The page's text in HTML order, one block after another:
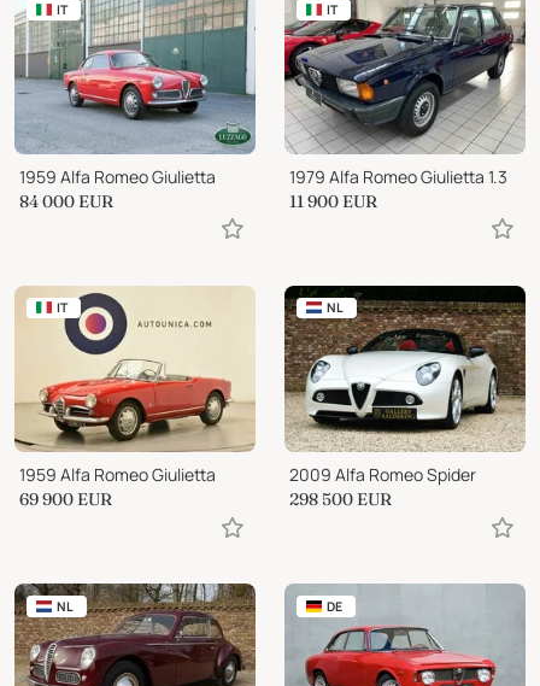
IT
1959 Alfa Romeo Giulietta
84 000 EUR
IT
1979 Alfa Romeo Giulietta 1.3
11 900 EUR
IT
1959 Alfa Romeo Giulietta
69 900 EUR
NL
2009 Alfa Romeo Spider
298 500 EUR
NL DE